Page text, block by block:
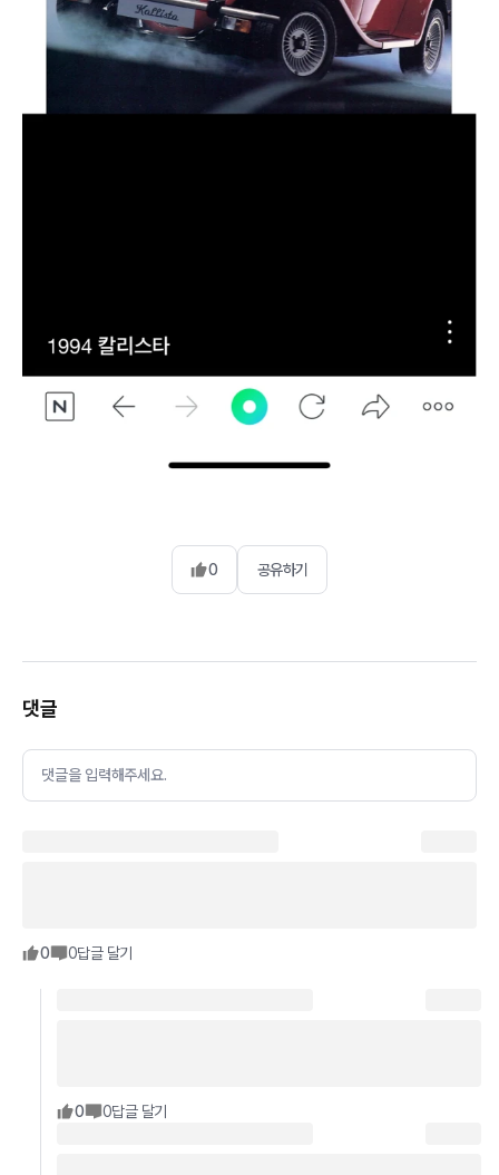
0 공유하기
댓글
댓글을 입력해주세요.
0 0답글 달기
0 0답글 달기